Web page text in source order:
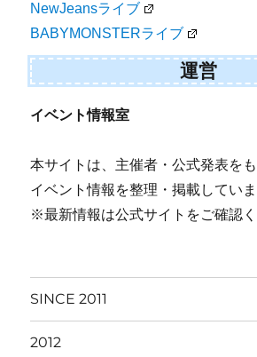
NewJeansライブ
BABYMONSTERライブ
運営
イベント情報室
本サイトは、主催者・公式発表を
イベント情報を整理・掲載していま
※最新情報は公式サイトをご確認く
SINCE 2011
2012